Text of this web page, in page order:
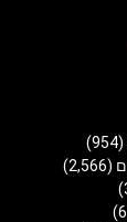
(954)
(2,566)